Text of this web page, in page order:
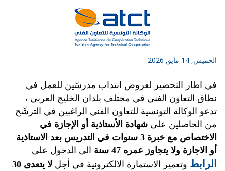
الخميس, 14 مايو, 2026
من الحاصلين على
أو الاجازة ولا يتجاوز عمره 47 سنة
الى الدخول على
الرابط وتعمير الاستمارة الالكترونية في أجل